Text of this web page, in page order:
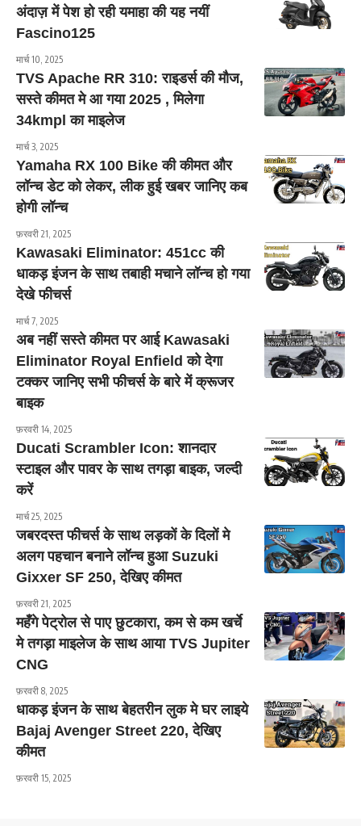
अंदाज़ में पेश हो रही यमाहा की यह नयीं
Fascino125
मार्च 10, 2025
TVS Apache RR 310: राइडर्स की मौज,
सस्ते कीमत मे आ गया 2025 , मिलेगा
34kmpl का माइलेज
मार्च 3, 2025
Yamaha RX 100 Bike की कीमत और
लॉन्च डेट को लेकर, लीक हुई खबर जानिए कब
होगी लॉन्च
फ़रवरी 21, 2025
Kawasaki Eliminator: 451cc की
धाकड़ इंजन के साथ तबाही मचाने लॉन्च हो गया
देखे फीचर्स
मार्च 7, 2025
अब नहीं सस्ते कीमत पर आई Kawasaki
Eliminator Royal Enfield को देगा
टक्कर जानिए सभी फीचर्स के बारे में क्रूजर
बाइक
फ़रवरी 14, 2025
Ducati Scrambler Icon: शानदार
स्टाइल और पावर के साथ तगड़ा बाइक, जल्दी
करें
मार्च 25, 2025
जबरदस्त फीचर्स के साथ लड़कों के दिलों मे
अलग पहचान बनाने लॉन्च हुआ Suzuki
Gixxer SF 250, देखिए कीमत
फ़रवरी 21, 2025
महँगे पेट्रोल से पाए छुटकारा, कम से कम खर्चे
मे तगड़ा माइलेज के साथ आया TVS Jupiter
CNG
फ़रवरी 8, 2025
धाकड़ इंजन के साथ बेहतरीन लुक मे घर लाइये
Bajaj Avenger Street 220, देखिए
कीमत
फ़रवरी 15, 2025